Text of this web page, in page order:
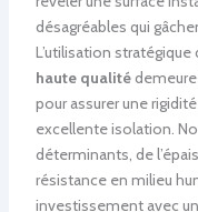
désagréables qui
L’utilisation stratégique
haute qualitédemeure
pour assurer une
excellente isolation.
déterminants, de
résistance en milieu
investissement avec